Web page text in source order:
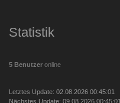
Statistik
5 Benutzer online
Letztes Update: 02.08.2026 00:45:01
Nächstes Update: 09.08.2026 00:45:01